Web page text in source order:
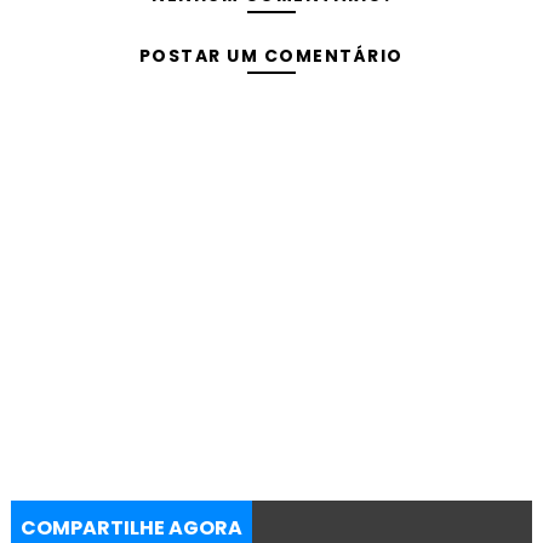
POSTAR UM COMENTÁRIO
COMPARTILHE AGORA